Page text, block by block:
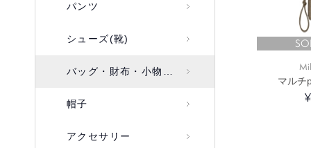
パンツ
シューズ(靴)
バッグ・財布・小物入れ
帽子
アクセサリー
マルチ